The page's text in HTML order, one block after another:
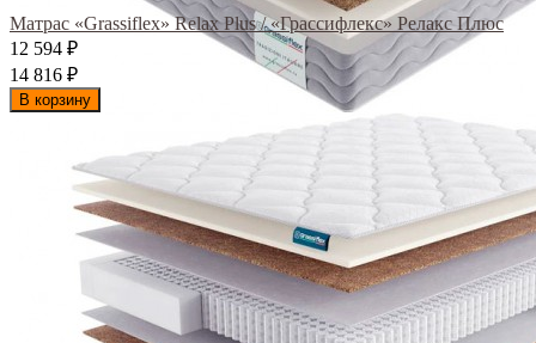
Матрас «Grassiflex» Relax Plus / «Грассифлекс» Релакс Плюс
12 594 ₽
14 816 ₽
В корзину